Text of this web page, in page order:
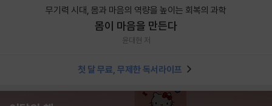
무기력 시대, 몸과 마음의 역량을 높이는 회복의 과학
몸이 마음을 만든다
윤대현 저
첫 달 무료, 무제한 독서라이프